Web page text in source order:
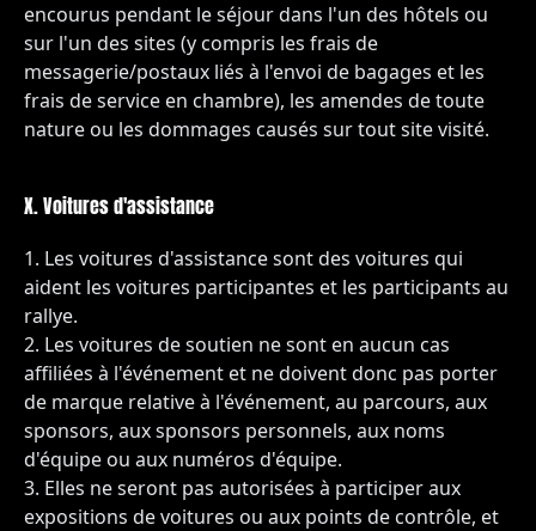
encourus pendant le séjour dans l'un des hôtels ou
sur l'un des sites (y compris les frais de
messagerie/postaux liés à l'envoi de bagages et les
frais de service en chambre), les amendes de toute
nature ou les dommages causés sur tout site visité.
X. Voitures d'assistance
Les voitures d'assistance sont des voitures qui
aident les voitures participantes et les participants au
rallye.
Les voitures de soutien ne sont en aucun cas
affiliées à l'événement et ne doivent donc pas porter
de marque relative à l'événement, au parcours, aux
sponsors, aux sponsors personnels, aux noms
d'équipe ou aux numéros d'équipe.
Elles ne seront pas autorisées à participer aux
expositions de voitures ou aux points de contrôle, et